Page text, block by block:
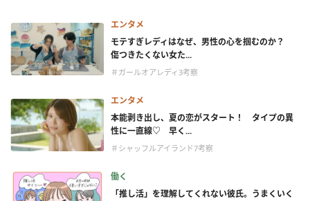
エンタメ
モテすぎレディはなぜ、男性の心を掴むのか？
傷つきたくない女た...
＃ガールオアレディ3考察
エンタメ
本能剥き出し、夏の恋がスタート！ タイプの異
性に一直線♡ 早く...
＃シャッフルアイランド7考察
働く
「推し活」を理解してくれない彼氏。うまくいく